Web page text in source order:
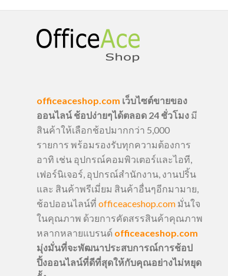
officeaceshop.com เว็บไซต์ขายของ
ออนไลน์ ช้อปง่ายๆได้ตลอด 24 ชั่วโมง มี
สินค้าให้เลือกช้อปมากกว่า 5,000
รายการ พร้อมรองรับทุกความต้องการ
อาทิ เช่น อุปกรณ์คอมพิวเตอร์และไอที,
เฟอร์นิเจอร์, อุปกรณ์สำนักงาน, งานปริ้น
และ สินค้าพรีเมี่ยม สินค้าอื่นๆอีกมามาย,
ช้อปออนไลน์ที่ officeaceshop.com มั่นใจ
ในคุณภาพ ด้วยการคัดสรรสินค้าคุณภาพ
หลากหลายแบรนด์ officeaceshop.com
มุ่งมั่นที่จะพัฒนาประสบการณ์การช้อป
ปิ้งออนไลน์ที่ดีที่สุดให้กับคุณอย่างไม่หยุด